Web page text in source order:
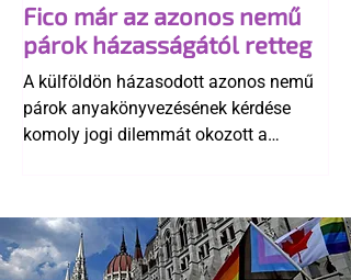
Fico már az azonos nemű
párok házasságától retteg
A külföldön házasodott azonos nemű
párok anyakönyvezésének kérdése
komoly jogi dilemmát okozott a
egyértelműen tiltja a házasságuk
elismerését. Közben az ellenzéken belül
is vita robbant ki arról, hogy vissza